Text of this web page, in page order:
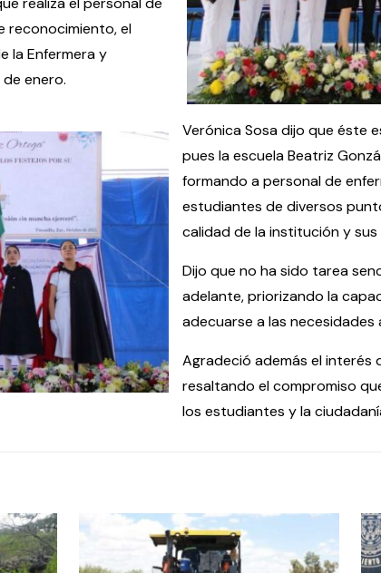
reconocimiento, el
la Enfermera y
de enero.
Verónica Sosa dijo que éste
pues la escuela Beatriz
formando a personal de
estudiantes de diversos
calidad de la institución y
Dijo que no ha sido tarea
adelante, priorizando la
adecuarse a las necesidades
Agradeció además el
resaltando el compromiso
los estudiantes y la